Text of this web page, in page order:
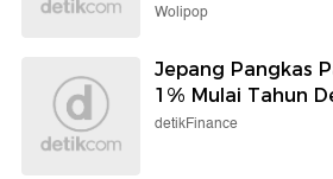
Wolipop
Jepang Pangkas
1% Mulai Tahun
detikFinance